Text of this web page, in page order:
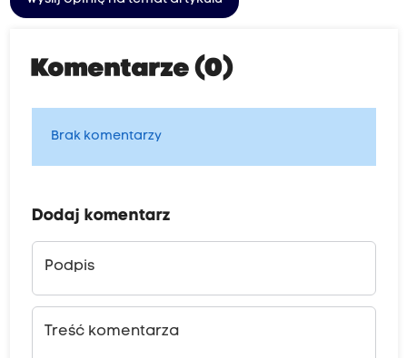
Komentarze (0)
Brak komentarzy
Dodaj komentarz
Podpis
Treść komentarza